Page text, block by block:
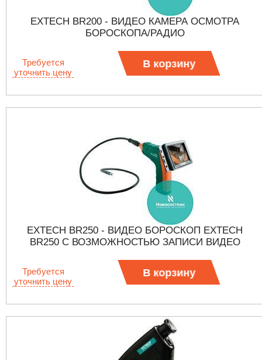
EXTECH BR200 - ВИДЕО КАМЕРА ОСМОТРА
БОРОСКОПА/РАДИО
Требуется
уточнить цену
В корзину
EXTECH BR250 - ВИДЕО БОРОСКОП EXTECH
BR250 С ВОЗМОЖНОСТЬЮ ЗАПИСИ ВИДЕО
Требуется
уточнить цену
В корзину